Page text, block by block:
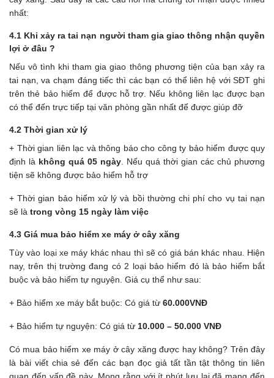
nhất:
4.1 Khi xảy ra tai nạn người tham gia giao thông nhận quyền
lợi ở đâu ?
Nếu vô tình khi tham gia giao thông phương tiện của bạn xảy ra
tai nạn, va chạm đáng tiếc thì các bạn có thể liên hệ với SĐT ghi
trên thẻ bảo hiểm để được hỗ trợ. Nếu không liên lạc được bạn
có thể đến trực tiếp tại văn phòng gần nhất để được giúp đỡ
4.2 Thời gian xử lý
+ Thời gian liên lạc và thông báo cho công ty bảo hiểm được quy
định là không quá 05 ngày . Nếu quá thời gian các chủ phương
tiện sẽ không được bảo hiểm hỗ trợ
+ Thời gian bảo hiểm xử lý và bồi thường chi phí cho vụ tai nạn
sẽ là trong vòng 15 ngày làm việc
4.3 Giá mua bảo hiểm xe máy ở cây xăng
Tùy vào loại xe máy khác nhau thì sẽ có giá bán khác nhau. Hiện
nay, trên thị trường đang có 2 loại bảo hiểm đó là bảo hiểm bắt
buộc và bảo hiểm tự nguyện. Giá cụ thể như sau:
+ Bảo hiểm xe máy bắt buộc: Có giá từ 60.000VNĐ
+ Bảo hiểm tự nguyện: Có giá từ 10.000 – 50.000 VNĐ
Có mua bảo hiểm xe máy ở cây xăng được hay không? Trên đây
là bài viết chia sẻ đến các bạn đọc giả tất tần tật thông tin liên
quan đến vấn đề này. Mong rằng với ít phút lưu lại đã mang đến